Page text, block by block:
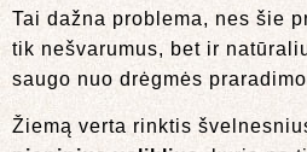
Tai dažna problema, nes šie
tik nešvarumus, bet ir
saugo nuo drėgmės
Žiemą verta rinktis